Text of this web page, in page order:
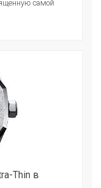
самой
Thin в